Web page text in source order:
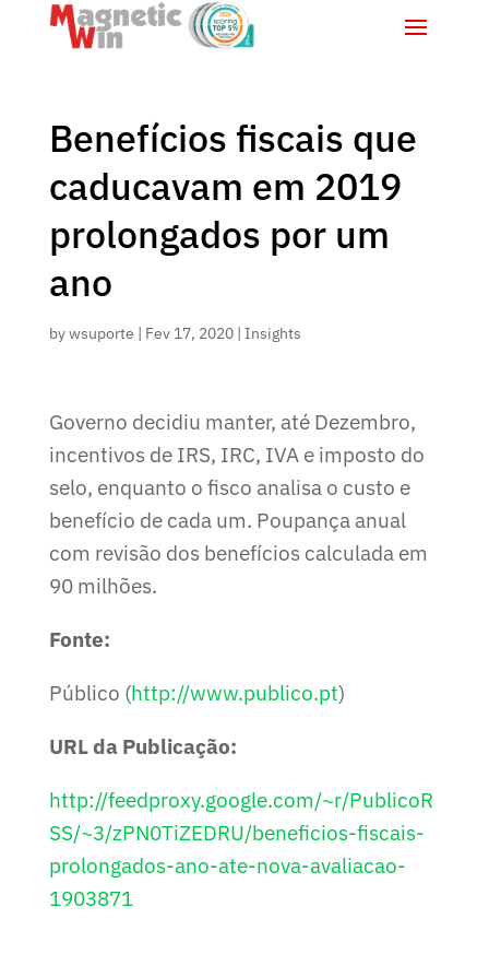
Benefícios fiscais que
caducavam em 2019
prolongados por um
ano
bywsuporte | Fev 17, 2020| Insights
Governo decidiu manter, até Dezembro,
incentivos de IRS, IRC, IVA e imposto do
selo, enquanto o fisco analisa o custo e
benefício de cada um. Poupança anual
com revisão dos benefícios calculada em
90 milhões.
Fonte:
Público (http://www.publico.pt)
URL da Publicação:
http://feedproxy.google.com/~r/PublicoR
SS/~3/zPN0TiZEDRU/beneficios-fiscais-
prolongados-ano-ate-nova-avaliacao-
1903871